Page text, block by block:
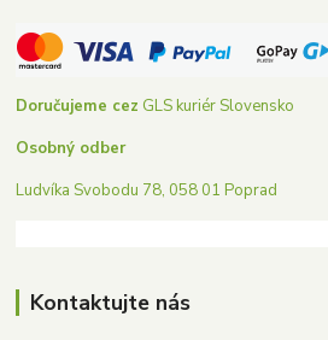
Doručujeme cez GLS kuriér Slovensko
Osobný odber
Ludvíka Svobodu 78, 058 01 Poprad
Kontaktujte nás